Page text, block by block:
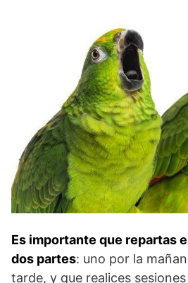
Es importante que repartas
dos partes: uno por la
tarde, y que realices